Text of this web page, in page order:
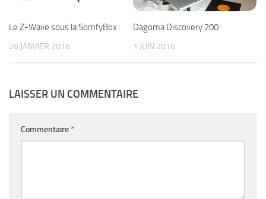
Le Z-Wave sous la SomfyBox
26 JANVIER 2016
Dagoma Discovery 200
1 JUIN 2016
LAISSER UN COMMENTAIRE
Commentaire*